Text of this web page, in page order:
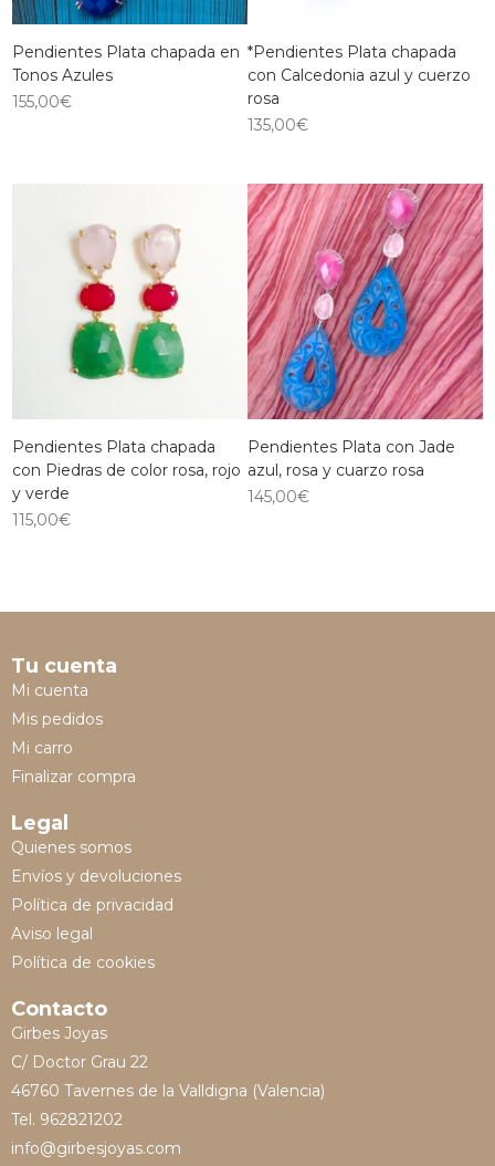
Pendientes Plata chapada en
Tonos Azules
155,00€
*Pendientes Plata chapada
con Calcedonia azul y cuerzo
rosa
135,00€
Pendientes Plata chapada
con Piedras de color rosa, rojo
y verde
115,00€
Pendientes Plata con Jade
azul, rosa y cuarzo rosa
145,00€
Tu cuenta
Mi cuenta
Mis pedidos
Mi carro
Finalizar compra
Legal
Quienes somos
Envíos y devoluciones
Política de privacidad
Aviso legal
Política de cookies
Contacto
Girbes Joyas
C/ Doctor Grau 22
46760 Tavernes de la Valldigna (Valencia)
Tel. 962821202
info@girbesjoyas.com